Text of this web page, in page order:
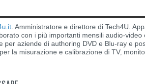
. Amministratore e direttore di Tech4U.
con i più importanti mensili audio-
per aziende di authoring DVD e Blu-ray e
la misurazione e calibrazione di TV,